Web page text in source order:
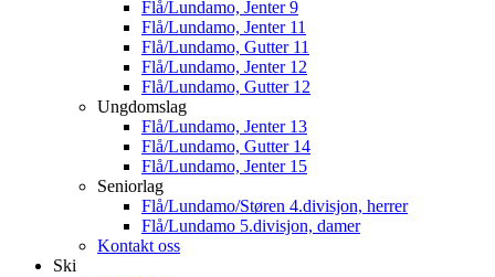
Flå/Lundamo, Jenter 9
Flå/Lundamo, Jenter 11
Flå/Lundamo, Gutter 11
Flå/Lundamo, Jenter 12
Flå/Lundamo, Gutter 12
Ungdomslag
Flå/Lundamo, Jenter 13
Flå/Lundamo, Gutter 14
Flå/Lundamo, Jenter 15
Seniorlag
Flå/Lundamo/Støren 4.divisjon, herrer
Flå/Lundamo 5.divisjon, damer
Kontakt oss
Ski